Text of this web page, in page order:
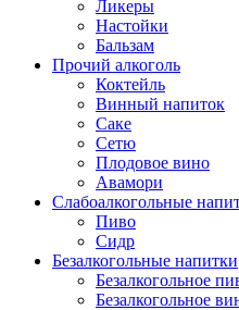
Ликеры
Настойки
Бальзам
Прочий алкоголь
Коктейль
Винный напиток
Саке
Сетю
Плодовое вино
Авамори
Слабоалкогольные
Пиво
Сидр
Безалкогольные напитки
Безалкогольное
Безалкогольное